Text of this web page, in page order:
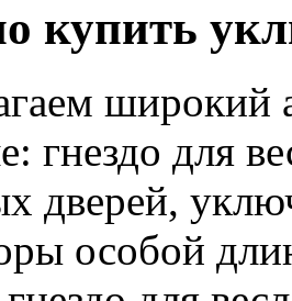
купить
широкий
гнездо для
дверей,
особой